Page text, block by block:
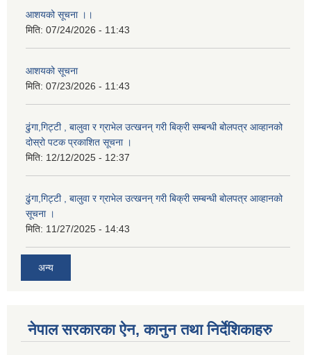
आशयको सूचना ।।
मिति: 07/24/2026 - 11:43
आशयको सूचना
मिति: 07/23/2026 - 11:43
ढुंगा,गिट्टी , बालुवा र ग्राभेल उत्खनन् गरी बिक्री सम्बन्धी बोलपत्र आव्हानको
दोस्रो पटक प्रकाशित सूचना ।
मिति: 12/12/2025 - 12:37
ढुंगा,गिट्टी , बालुवा र ग्राभेल उत्खनन् गरी बिक्री सम्बन्धी बोलपत्र आव्हानको
सूचना ।
मिति: 11/27/2025 - 14:43
अन्य
नेपाल सरकारका ऐन, कानुन तथा निर्देशिकाहरु